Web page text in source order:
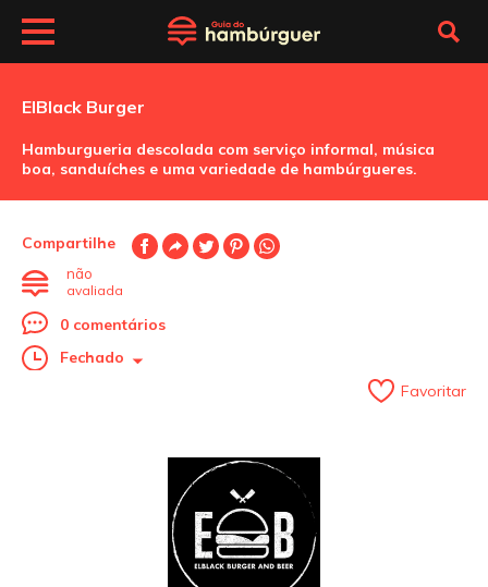
ElBlack Burger
Hamburgueria descolada com serviço informal, música
boa, sanduíches e uma variedade de hambúrgueres.
Compartilhe
não
avaliada
0 comentários
Fechado
Favoritar